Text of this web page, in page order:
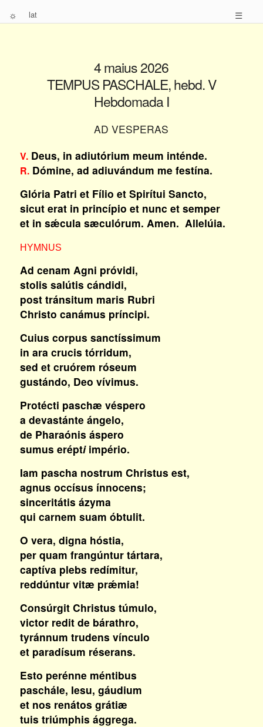
☼ lat ☰
4 maius 2026
TEMPUS PASCHALE, hebd. V
Hebdomada I
AD VESPERAS
V.Deus, in adiutórium meum inténde.
R.Dómine, ad adiuvándum me festína.
Glória Patri et Fílio et Spirítui Sancto,
sicut erat in princípio et nunc et semper
et in sǽcula sæculórum. Amen. Allelúia.
HYMNUS
Ad cenam Agni próvidi,
stolis salútis cándidi,
post tránsitum maris Rubri
Christo canámus príncipi.
Cuius corpus sanctíssimum
in ara crucis tórridum,
sed et cruórem róseum
gustándo, Deo vívimus.
Protécti paschæ véspero
a devastánte ángelo,
de Pharaónis áspero
sumus eréptiimpério.
Iam pascha nostrum Christus est,
agnus occísus ínnocens;
sinceritátis ázyma
qui carnem suam óbtulit.
O vera, digna hóstia,
per quam frangúntur tártara,
captíva plebs redímitur,
reddúntur vitæ prǽmia!
Consúrgit Christus túmulo,
victor redit de bárathro,
tyránnum trudens vínculo
et paradísum réserans.
Esto perénne méntibus
paschále, Iesu, gáudium
et nos renátos grátiæ
tuis triúmphis ággrega.